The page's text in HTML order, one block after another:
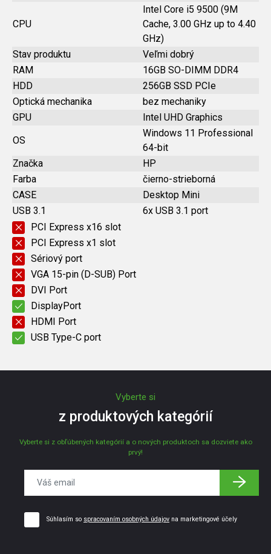
CPU
Intel Core i5 9500 (9M
Cache, 3.00 GHz up to 4.40
GHz)
Stav produktu
Veľmi dobrý
RAM
16GB SO-DIMM DDR4
HDD
256GB SSD PCIe
Optická mechanika
bez mechaniky
GPU
Intel UHD Graphics
OS
Windows 11 Professional
64-bit
Značka
HP
Farba
čierno-strieborná
CASE
Desktop Mini
USB 3.1
6x USB 3.1 port
PCI Express x16 slot
PCI Express x1 slot
Sériový port
VGA 15-pin (D-SUB) Port
DVI Port
DisplayPort
HDMI Port
USB Type-C port
Vyberte si
z produktových kategórií
Vyberte si z obľúbených kategórií a o nových produktoch sa dozviete ako
prvý!
Súhlasím so spracovaním osobných údajov na marketingové účely